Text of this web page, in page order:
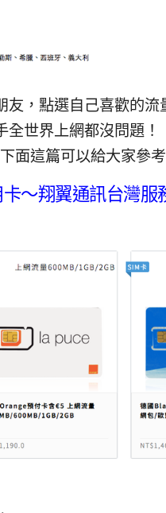
，點選自己喜歡的流
世界上網都沒問題！
面這篇可以給大家參考
～翔翼通訊台灣服